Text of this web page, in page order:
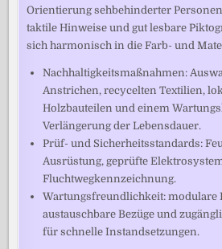
Orientierung sehbehinderter
taktile Hinweise und gut lesbare
sich harmonisch in die Farb- und
Nachhaltigkeitsmaßnahmen:
Anstrichen, recycelten Textilien,
Holzbauteilen und einem
Verlängerung der Lebensdauer.
Prüf- und Sicherheitsstandards:
Ausrüstung, geprüfte
Fluchtwegkennzeichnung.
Wartungsfreundlichkeit: modulare
austauschbare Bezüge und
für schnelle Instandsetzungen.